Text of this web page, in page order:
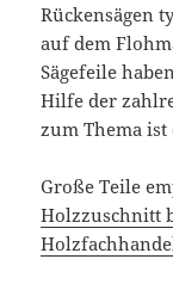
Rückensägen
auf dem
Sägefeile
Hilfe der
zum Thema ist
Große Teile
Holzzuschnitt